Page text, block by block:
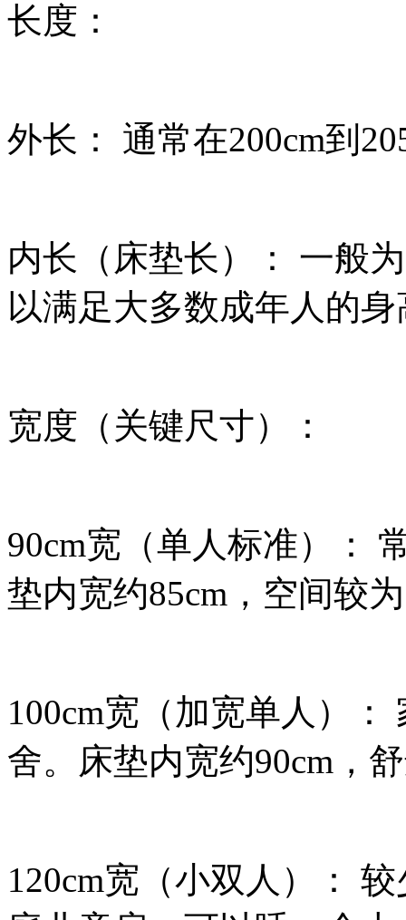
长度：
外长： 通常在200cm到
内长（床垫长）： 一般
以满足大多数成年人的
宽度（关键尺寸）：
90cm宽（单人标准）：
垫内宽约85cm，空间较
100cm宽（加宽单人）
舍。床垫内宽约90cm，
120cm宽（小双人）：